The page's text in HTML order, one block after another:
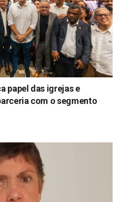
papel das igrejas e
com o segmento